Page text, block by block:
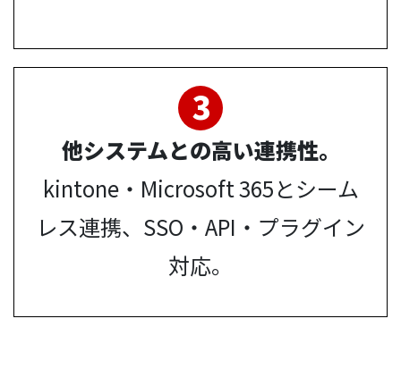
3
他システムとの高い連携性。
kintone・Microsoft 365とシーム
レス連携、SSO・API・プラグイン
対応。